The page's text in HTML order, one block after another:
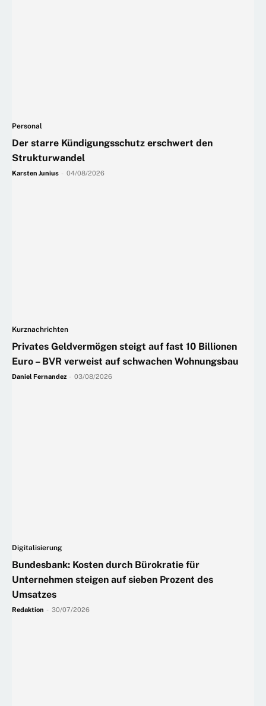
Personal
Der starre Kündigungsschutz erschwert den
Strukturwandel
Karsten Junius 04/08/2026
Kurznachrichten
Privates Geldvermögen steigt auf fast 10 Billionen
Euro – BVR verweist auf schwachen Wohnungsbau
Daniel Fernandez 03/08/2026
Digitalisierung
Bundesbank: Kosten durch Bürokratie für
Unternehmen steigen auf sieben Prozent des
Umsatzes
Redaktion 30/07/2026